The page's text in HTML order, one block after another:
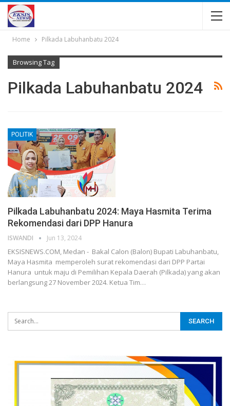
Home Pilkada Labuhanbatu 2024
Browsing Tag
Pilkada Labuhanbatu 2024
POLITIK
Pilkada Labuhanbatu 2024: Maya Hasmita Terima
Rekomendasi dari DPP Hanura
ISWANDI Jun 13, 2024
EKSISNEWS.COM, Medan - Bakal Calon (Balon) Bupati Labuhanbatu,
Maya Hasmita memperoleh surat rekomendasi dari DPP Partai
Hanura untuk maju di Pemilihan Kepala Daerah (Pilkada) yang akan
berlangsung 27 November 2024. Ketua Tim…